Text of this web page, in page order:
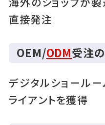
直接発注
OEM/ODM受注
デジタルショール
ライアントを獲得